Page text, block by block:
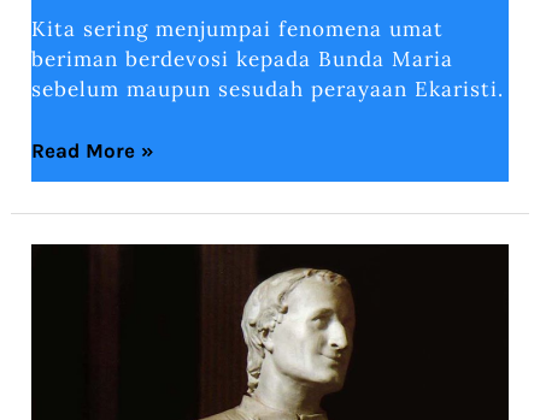
Kita sering menjumpai fenomena umat
beriman berdevosi kepada Bunda Maria
sebelum maupun sesudah perayaan Ekaristi.
Read More »